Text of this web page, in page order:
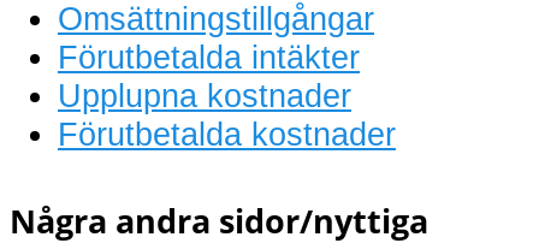
Omsättningstillgångar
Förutbetalda intäkter
Upplupna kostnader
Förutbetalda kostnader
Några andra sidor/nyttiga